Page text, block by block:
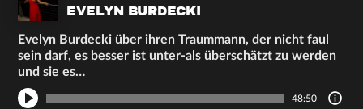
EVELYN BURDECKI
Evelyn Burdecki über ihren Traummann, der nicht faul
sein darf, es besser ist unter-als überschätzt zu werden
und sie es…
48:50